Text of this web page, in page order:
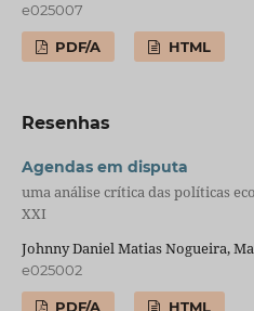
e025007
PDF/A HTML
Resenhas
Agendas em disputa
uma análise crítica das políticas
XXI
Johnny Daniel Matias Nogueira,
e025002
PDF/A HTML